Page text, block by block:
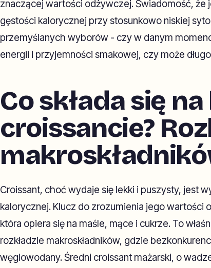
znaczącej wartości odżywczej. Świadomość, że
gęstości kalorycznej przy stosunkowo niskiej
przemyślanych wyborów - czy w danym
energii i przyjemności smakowej, czy może
Co składa się
croissancie?
Croissant, choć wydaje się lekki i puszysty, jest
kalorycznej. Klucz do zrozumienia jego wartości
która opiera się na maśle, mące i cukrze. To
rozkładzie makroskładników, gdzie
węglowodany. Średni croissant mażarski, o